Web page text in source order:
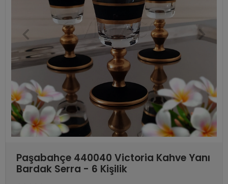
Paşabahçe 440040 Victoria Kahve Yanı
Bardak Serra - 6 Kişilik